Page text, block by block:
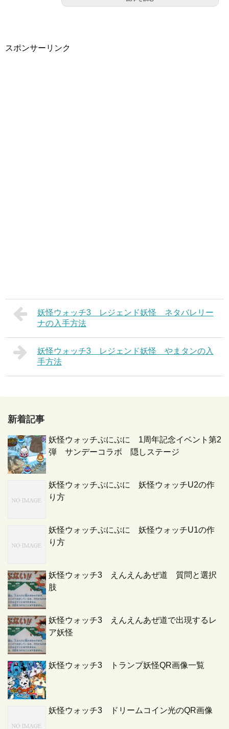
スポンサーリンク
妖怪ウォッチ3 レジェンド妖怪 ネタバレリー
ナの入手方法
妖怪ウォッチ3 レジェンド妖怪 やまタンの入
手方法
新着記事
妖怪ウォッチぷにぷに 1周年記念イベント第2
弾 サンデーコラボ 隠しステージ
妖怪ウォッチぷにぷに 妖怪ウォッチU2の作
り方
妖怪ウォッチぷにぷに 妖怪ウォッチU1の作
り方
妖怪ウォッチ3 えんえんあぜ道 質問と選択
肢
妖怪ウォッチ3 えんえんあぜ道で出現するレ
ア妖怪
妖怪ウォッチ3 トランプ妖怪QR画像一覧
妖怪ウォッチ3 ドリームコイン光のQR画像